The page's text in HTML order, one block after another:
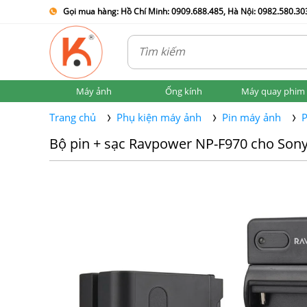
Gọi mua hàng: Hồ Chí Minh: 0909.688.485, Hà Nội:
Máy ảnh Ống kính Máy quay phim
Trang chủ Phụ kiện máy ảnh Pin máy ảnh
Bộ pin + sạc Ravpower NP-F970 cho